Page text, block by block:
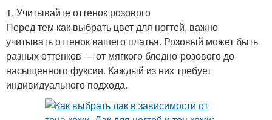
1. Учитывайте оттенок розового
Перед тем как выбрать цвет для ногтей, важно
учитывать оттенок вашего платья. Розовый может быть
разных оттенков — от мягкого бледно-розового до
насыщенного фуксии. Каждый из них требует
индивидуального подхода.